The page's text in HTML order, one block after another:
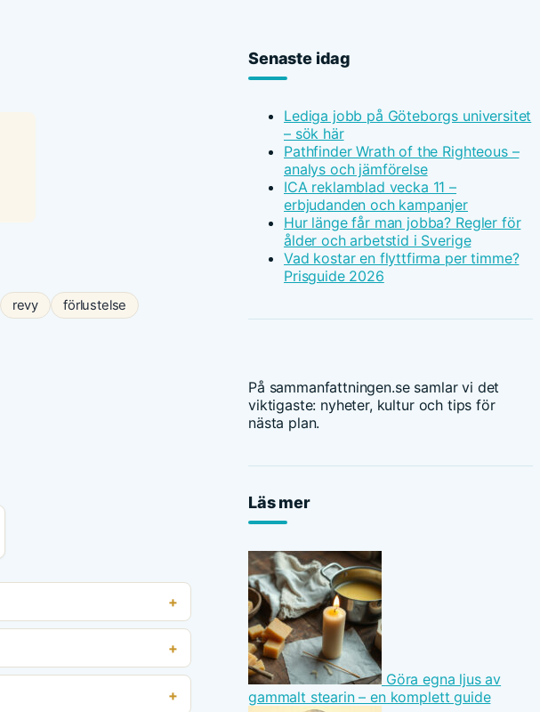
revy förlustelse
Senaste idag
Lediga jobb på Göteborgs universitet
– sök här
Pathfinder Wrath of the Righteous –
analys och jämförelse
ICA reklamblad vecka 11 –
erbjudanden och kampanjer
Hur länge får man jobba? Regler för
ålder och arbetstid i Sverige
Vad kostar en flyttfirma per timme?
Prisguide 2026
På sammanfattningen.se samlar vi det
viktigaste: nyheter, kultur och tips för
nästa plan.
Läs mer
Göra egna ljus av
gammalt stearin – en komplett guide